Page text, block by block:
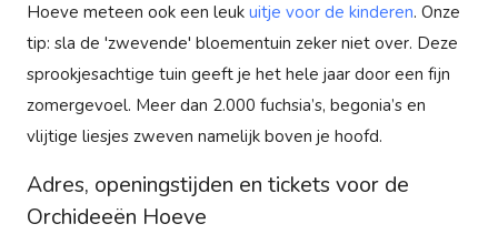
Hoeve meteen ook een leuk uitje voor de kinderen. Onze
tip: sla de 'zwevende' bloementuin zeker niet over. Deze
sprookjesachtige tuin geeft je het hele jaar door een fijn
zomergevoel. Meer dan 2.000 fuchsia’s, begonia’s en
vlijtige liesjes zweven namelijk boven je hoofd.
Adres, openingstijden en tickets voor de
Orchideeën Hoeve